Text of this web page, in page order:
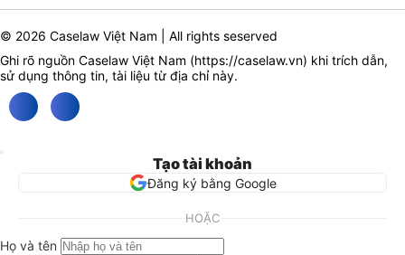
© 2026 Caselaw Việt Nam | All rights seserved
Ghi rõ nguồn Caselaw Việt Nam (https://caselaw.vn) khi trích dẫn,
sử dụng thông tin, tài liệu từ địa chỉ này.
Tạo tài khoản
Đăng ký bằng Google
HOẶC
Họ và tên